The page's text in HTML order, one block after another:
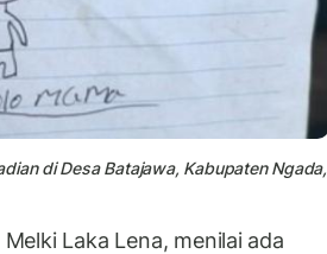
di Desa Batajawa, Kabupaten Ngada,
Laka Lena, menilai ada